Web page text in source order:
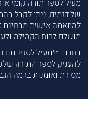
של דגמים, ניתן לקבל
להתאמה אישית מבחינת
מושלם לרוח הקהילה
להעניק לספר התורה
מסורת ואומנות ברמה